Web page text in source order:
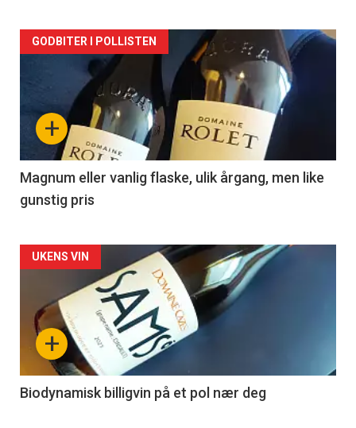
Forsiden
akkurat
nå
3
+
GODBITER I POLLISTEN
Magnum eller vanlig flaske, ulik årgang, men like
gunstig pris
Forsiden
akkurat
nå
4
+
UKENS VIN
Biodynamisk billigvin på et pol nær deg